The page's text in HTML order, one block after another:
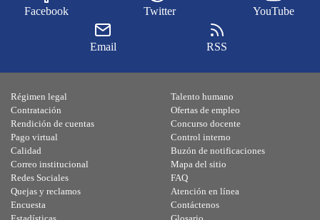
Facebook Twitter YouTube
Email RSS
Régimen legal
Contratación
Rendición de cuentas
Pago virtual
Calidad
Talento humano
Ofertas de empleo
Concurso docente
Control interno
Buzón de notificaciones
Correo institucional
Redes Sociales
Quejas y reclamos
Encuesta
Mapa del sitio
FAQ
Atención en línea
Contáctenos